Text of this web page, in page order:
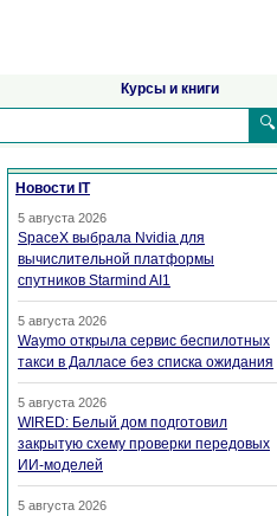
Курсы и книги
🔍
Новости IT
5 августа 2026
SpaceX выбрала Nvidia для
вычислительной платформы
спутников Starmind AI1
5 августа 2026
Waymo открыла сервис беспилотных
такси в Далласе без списка ожидания
5 августа 2026
WIRED: Белый дом подготовил
закрытую схему проверки передовых
ИИ-моделей
5 августа 2026